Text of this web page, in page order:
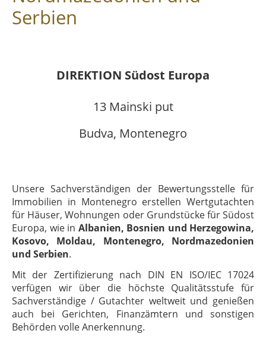
Serbien
DIREKTION Südost Europa
13 Mainski put
Budva, Montenegro
Unsere Sachverständigen der Bewertungsstelle für
Immobilien in Montenegro erstellen Wertgutachten
für Häuser, Wohnungen oder Grundstücke für Südost
Europa, wie in Albanien, Bosnien und Herzegowina,
Kosovo, Moldau, Montenegro, Nordmazedonien
und Serbien.
Mit der Zertifizierung nach DIN EN ISO/IEC 17024
verfügen wir über die höchste Qualitätsstufe für
Sachverständige / Gutachter weltweit und genießen
auch bei Gerichten, Finanzämtern und sonstigen
Behörden volle Anerkennung.